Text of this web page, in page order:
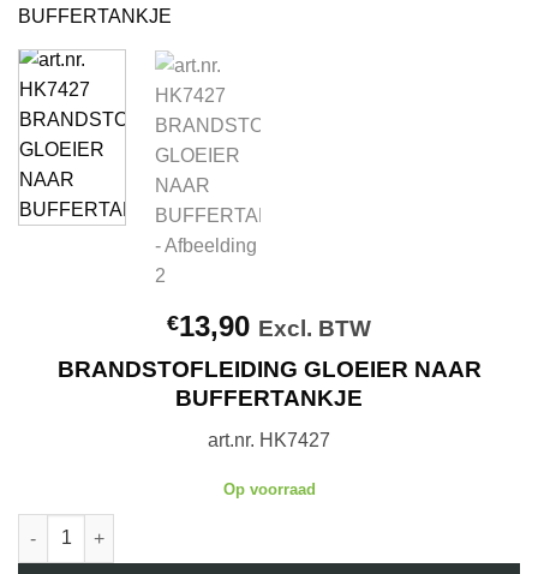
€13,90 Excl. BTW
BRANDSTOFLEIDING GLOEIER NAAR
BUFFERTANKJE
art.nr. HK7427
Op voorraad
art.nr. HK7427 BRANDSTOFLEIDING GLOEIER NAAR